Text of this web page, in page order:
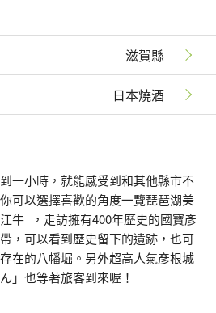
滋賀縣
日本燒酒
一小時，就能感受到和其他縣市不
可以選擇喜歡的角度一覽琵琶湖美
牛 ，走訪擁有400年歷史的國寶彥
，可以看到歷史留下的遺跡，也可
在的八幡堀。另外超高人氣彥根城
」也等著旅客到來喔！